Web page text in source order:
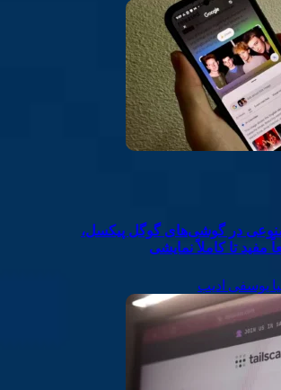
در گوشی‌های گوگل پیکسل،
مفید تا کاملاً نمایشی
یوسفی ادیب